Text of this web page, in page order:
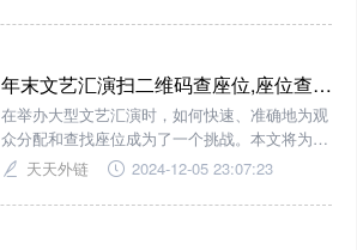
用户查询座位分布，高效完成入场。
年末文艺汇演扫二维码查座位,座位查询小程序让您的活动体验更上一层楼
在举办大型文艺汇演时，如何快速、准确地为观
众分配和查找座位成为了一个挑战。本文将为您
介绍一款创新的解决方案——查座位系统，它通
升活动效率。
天天外链 2024-12-05 23:07:23